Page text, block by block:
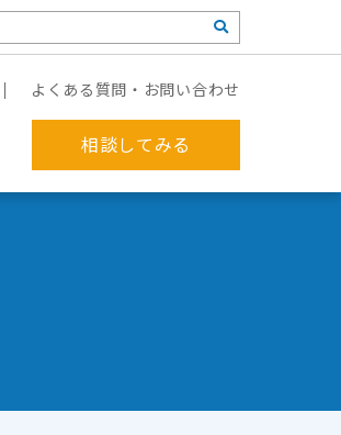
よくある質問・お問い合わせ
相談してみる